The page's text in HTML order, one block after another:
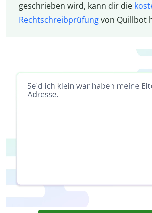
geschrieben wird, kann dir die
Rechtschreibprüfungvon Quillbot